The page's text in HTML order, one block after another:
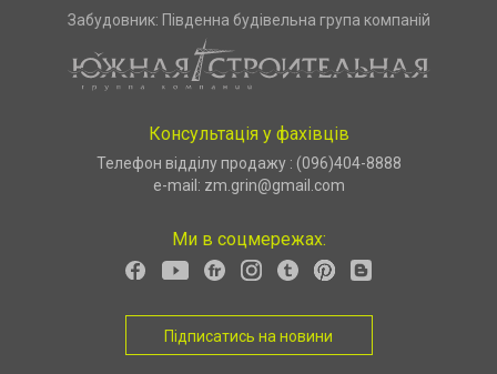
Забудовник: Південна будівельна група компаній
Ми в соцмережах:
Підписатись на новини
Консультація у фахівців
Телефон відділу продажу : (096)404-8888
e-mail: zm.grin@gmail.com